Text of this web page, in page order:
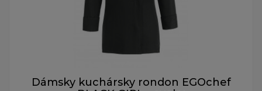
Dámsky kuchársky rondon EGOchef